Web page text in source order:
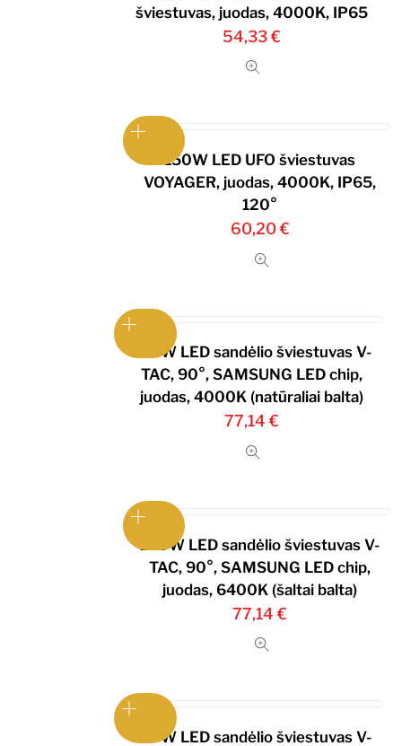
šviestuvas, juodas, 4000K, IP65
54,33€
150W LED UFO šviestuvas
VOYAGER, juodas, 4000K, IP65,
120°
60,20€
100W LED sandėlio šviestuvas V-
TAC, 90°, SAMSUNG LED chip,
juodas, 4000K (natūraliai balta)
77,14 €
100W LED sandėlio šviestuvas V-
TAC, 90°, SAMSUNG LED chip,
juodas, 6400K (šaltai balta)
77,14€
100W LED sandėlio šviestuvas V-